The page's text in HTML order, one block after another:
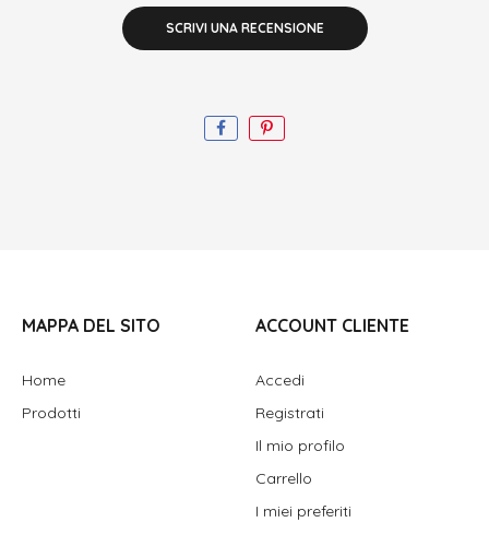
SCRIVI UNA RECENSIONE
MAPPA DEL SITO
Home
Prodotti
ACCOUNT CLIENTE
Accedi
Registrati
Il mio profilo
Carrello
I miei preferiti